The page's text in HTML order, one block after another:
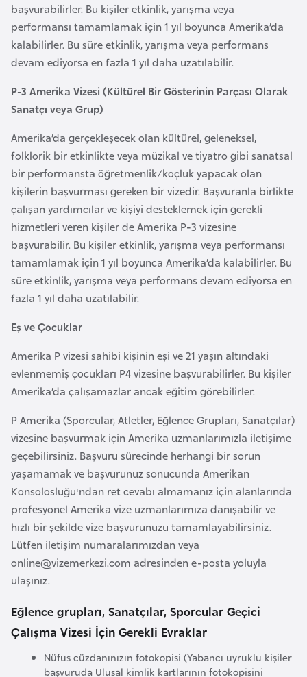
başvurabilirler. Bu kişiler etkinlik, yarışma veya
performansı tamamlamak için 1 yıl boyunca Amerika’da
kalabilirler. Bu süre etkinlik, yarışma veya performans
devam ediyorsa en fazla 1 yıl daha uzatılabilir.
P-3 Amerika Vizesi (Kültürel Bir Gösterinin Parçası Olarak
Sanatçı veya Grup)
Amerika’da gerçekleşecek olan kültürel, geleneksel,
folklorik bir etkinlikte veya müzikal ve tiyatro gibi sanatsal
bir performansta öğretmenlik/koçluk yapacak olan
kişilerin başvurması gereken bir vizedir. Başvuranla birlikte
çalışan yardımcılar ve kişiyi desteklemek için gerekli
hizmetleri veren kişiler de Amerika P-3 vizesine
başvurabilir. Bu kişiler etkinlik, yarışma veya performansı
tamamlamak için 1 yıl boyunca Amerika’da kalabilirler. Bu
süre etkinlik, yarışma veya performans devam ediyorsa en
fazla 1 yıl daha uzatılabilir.
Eş ve Çocuklar
Amerika P vizesi sahibi kişinin eşi ve 21 yaşın altındaki
evlenmemiş çocukları P4 vizesine başvurabilirler. Bu kişiler
Amerika’da çalışamazlar ancak eğitim görebilirler.
P Amerika (Sporcular, Atletler, Eğlence Grupları, Sanatçılar)
vizesine başvurmak için Amerika uzmanlarımızla iletişime
geçebilirsiniz. Başvuru sürecinde herhangi bir sorun
yaşamamak ve başvurunuz sonucunda Amerikan
Konsolosluğu'ndan ret cevabı almamanız için alanlarında
profesyonel Amerika vize uzmanlarımıza danışabilir ve
hızlı bir şekilde vize başvurunuzu tamamlayabilirsiniz.
Lütfen iletişim numaralarımızdan veya
online@vizemerkezi.com adresinden e-posta yoluyla
ulaşınız.
Eğlence grupları, Sanatçılar, Sporcular Geçici
Çalışma Vizesi İçin Gerekli Evraklar
Nüfus cüzdanınızın fotokopisi (Yabancı uyruklu kişiler
başvuruda Ulusal kimlik kartlarının fotokopisini
B
e
n
i
n
o
s
n
a
H
e
r
s
e
k
u
l
g
a
r
i
s
t
a
n
B
u
k
i